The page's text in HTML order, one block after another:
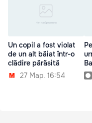
Un copil a fost violat
de un alt băiat într-o
clădire părăsită
27 Мар. 16:54